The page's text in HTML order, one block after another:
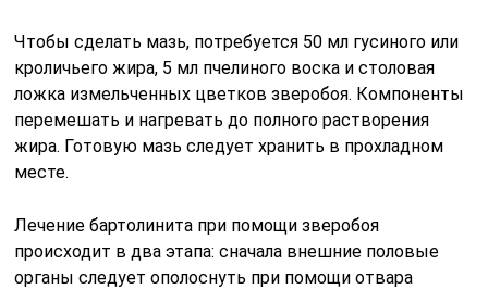
Чтобы сделать мазь, потребуется 50 мл гусиного или
кроличьего жира, 5 мл пчелиного воска и столовая
ложка измельченных цветков зверобоя. Компоненты
перемешать и нагревать до полного растворения
жира. Готовую мазь следует хранить в прохладном
месте.
Лечение бартолинита при помощи зверобоя
происходит в два этапа: сначала внешние половые
органы следует ополоснуть при помощи отвара